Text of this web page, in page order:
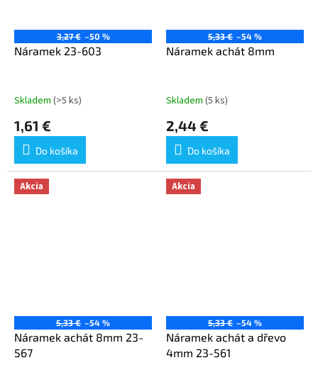
3,27 € –50 %
Náramek 23-603
Skladem (>5 ks)
1,61 €
Do košíka
5,33 € –54 %
Náramek achát 8mm
Skladem (5 ks)
2,44 €
Do košíka
Akcia
5,33 € –54 %
Náramek achát 8mm 23-
567
Akcia
5,33 € –54 %
Náramek achát a dřevo
4mm 23-561